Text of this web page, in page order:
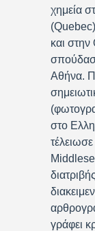
χημεία
και
Αθήνα.
στο
γράφει